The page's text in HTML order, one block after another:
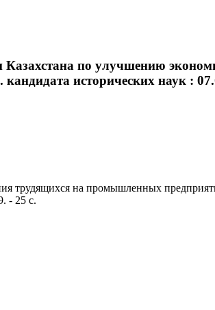
по улучшению
кандидата исторических наук
трудящихся на промышленных
- 25 с.